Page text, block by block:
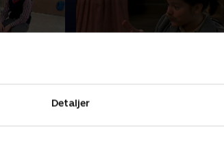
Detaljer
er for det
De fire søskende opdager,